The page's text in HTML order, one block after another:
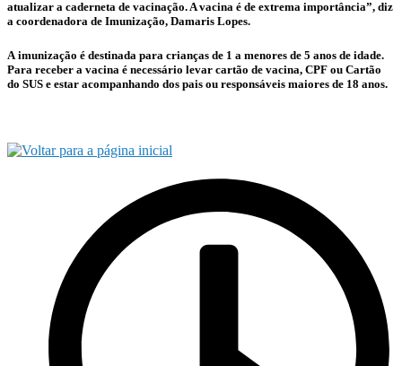
atualizar a caderneta de vacinação. A vacina é de extrema importância”, diz
a coordenadora de Imunização, Damaris Lopes.
A imunização é destinada para crianças de 1 a menores de 5 anos de idade.
Para receber a vacina é necessário levar cartão de vacina, CPF ou Cartão
do SUS e estar acompanhando dos pais ou responsáveis maiores de 18 anos.